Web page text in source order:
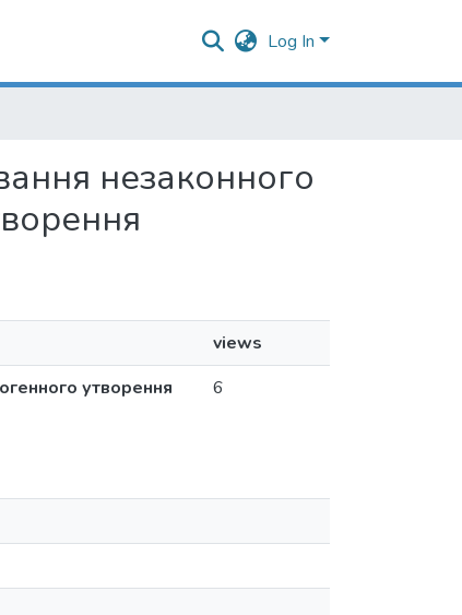
Log In
незаконного
views
утворення
6